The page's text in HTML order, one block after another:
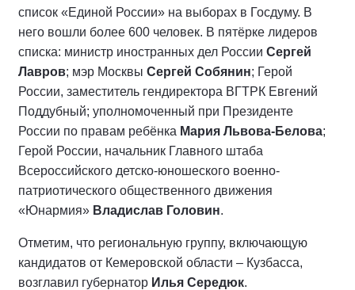
список «Единой России» на выборах в Госдуму. В
него вошли более 600 человек. В пятёрке лидеров
списка: министр иностранных дел России Сергей
Лавров; мэр Москвы Сергей Собянин; Герой
России, заместитель гендиректора ВГТРК Евгений
Поддубный; уполномоченный при Президенте
России по правам ребёнка Мария Львова-Белова;
Герой России, начальник Главного штаба
Всероссийского детско-юношеского военно-
патриотического общественного движения
«Юнармия» Владислав Головин.
Отметим, что региональную группу, включающую
кандидатов от Кемеровской области – Кузбасса,
возглавил губернатор Илья Середюк.